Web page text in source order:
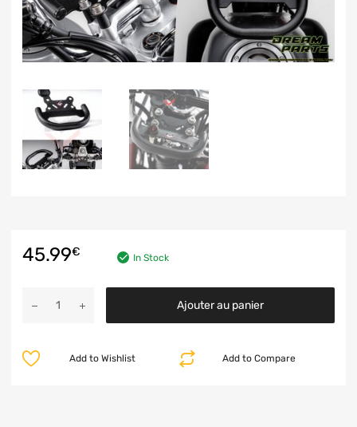
45.99€ In Stock
Ajouter au panier
Add to Compare
Add to Wishlist